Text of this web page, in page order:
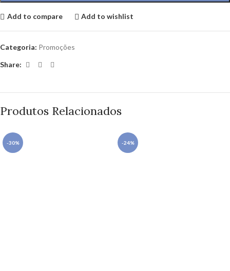
Add to compare Add to wishlist
Categoria: Promoções
Share:
Produtos Relacionados
-30% -24%